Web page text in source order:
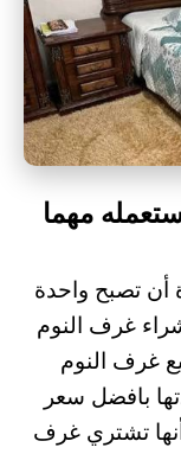
مهما
أن تصبح واحدة
غرف النوم
غرف النوم
بافضل سعر
تشتري غرف